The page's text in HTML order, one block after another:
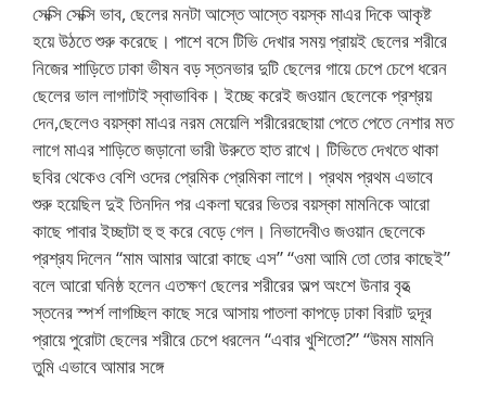
সেক্সি সেক্সি ভাব, ছেলের মনটা আস্তে আস্তে বয়স্ক মাএর দিকে আকৃষ্ট
হয়ে উঠতে শুরু করেছে। পাশে বসে টিভি দেখার সময় প্রায়ই ছেলের শরীরে
নিজের শাড়িতে ঢাকা ভীষন বড় স্তনভার দুটি ছেলের গায়ে চেপে চেপে ধরেন
ছেলের ভাল লাগাটাই স্বাভাবিক। ইচ্ছে করেই জওয়ান ছেলেকে প্রশ্রয়
দেন,ছেলেও বয়স্কা মাএর নরম মেয়েলি শরীরেরছোয়া পেতে পেতে নেশার মত
লাগে মাএর শাড়িতে জড়ানো ভারী উরুতে হাত রাখে। টিভিতে দেখতে থাকা
ছবির থেকেও বেশি ওদের প্রেমিক প্রেমিকা লাগে। প্রথম প্রথম এভাবে
শুরু হয়েছিল দুই তিনদিন পর একলা ঘরের ভিতর বয়স্কা মামনিকে আরো
কাছে পাবার ইচ্ছাটা হু হু করে বেড়ে গেল। নিভাদেবীও জওয়ান ছেলেকে
প্রশ্রয দিলেন “মাম আমার আরো কাছে এস” “ওমা আমি তো তোর কাছেই”
বলে আরো ঘনিষ্ঠ হলেন এতক্ষণ ছেলের শরীরের অল্প অংশে উনার বৃহত্‍
স্তনের স্পর্শ লাগচ্ছিল কাছে সরে আসায় পাতলা কাপড়ে ঢাকা বিরাট দুদূর
প্রায়ে পুরোটা ছেলের শরীরে চেপে ধরলেন “এবার খুশিতো?” “উমম মামনি
তুমি এভাবে আমার সঙ্গে